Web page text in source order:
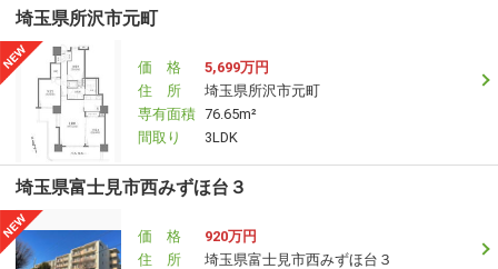
埼玉県所沢市元町
価 格
5,699万円
住 所
埼玉県所沢市元町
専有面積 76.65m²
間取り
3LDK
埼玉県富士見市西みずほ台３
価 格
920万円
住 所
埼玉県富士見市西みずほ台３